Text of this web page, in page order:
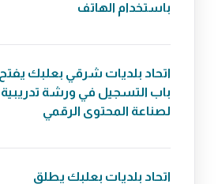
باستخدام الهاتف
اتحاد بلديات شرقي بعلبك يفتح
باب التسجيل في ورشة تدريبية
لصناعة المحتوى الرقمي
اتحاد بلديات بعلبك يطلق